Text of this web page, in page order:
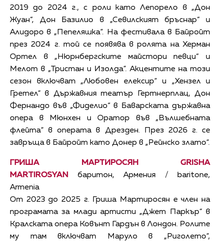
2019 до 2024 г., с роли като Лепорело в „Дон
Жуан“, Дон Базилио в „Севилският бръснар“ и
Алидоро в „Пепеляшка“. На фестивала в Байройт
през 2024 г. той се появява в ролята на Херман
Ортел в „Нюрнбергските майстори певци“ и
Мелот в „Тристан и Изолда“. Акцентите на този
сезон включват „Любовен елексир“ и „Хензел и
Гретел“ в Държавния театър Гертнерплац, Дон
Фернандо във „Фиделио“ в Баварската държавна
опера в Мюнхен и Оратор във „Вълшебната
флейта“ в операта в Дрезден. През 2026 г. се
завръща в Байройт като Донер в „Рейнско злато“.
ГРИША МАРТИРОСЯН GRISHA
MARTIROSYAN
баритон, Армения / baritone,
Armenia
От 2023 до 2025 г. Гриша Мартиросян е член на
програмата за млади артисти „Джет Паркър“ в
Кралската опера Ковънт Гардън в Лондон. Ролите
му там включват Маруло в „Риголето“,